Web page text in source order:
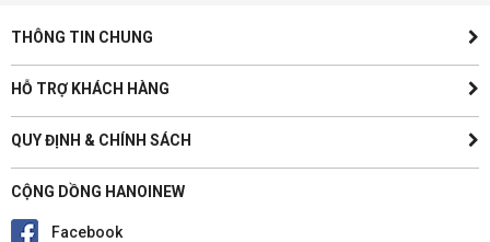
THÔNG TIN CHUNG
HỖ TRỢ KHÁCH HÀNG
QUY ĐỊNH & CHÍNH SÁCH
CỘNG DỒNG HANOINEW
Facebook